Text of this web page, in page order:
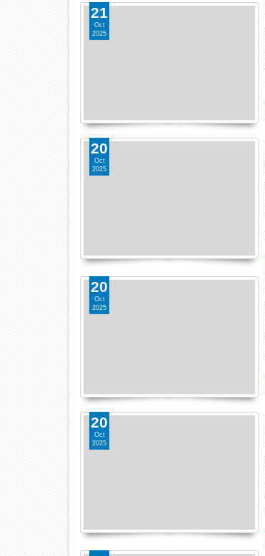
21
Oct
2025
20
Oct
2025
20
Oct
2025
20
Oct
2025